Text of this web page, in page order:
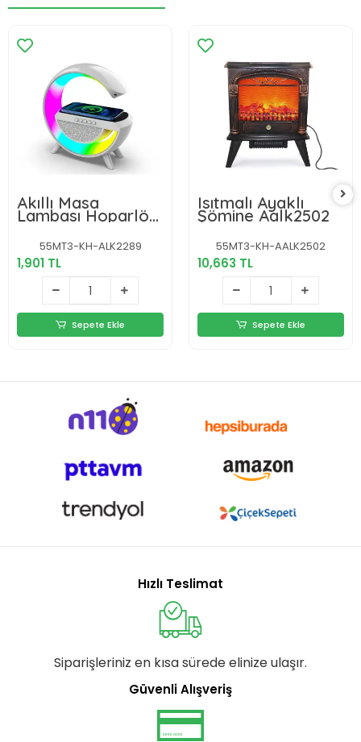
Akıllı Masa
Lambası Hoparlör
Led Işık &
Kablosuz Şarj
Alk2289
55MT3-KH-ALK2289
1,901 TL
Sepete Ekle
Isıtmalı Ayaklı
Şömine Aalk2502
55MT3-KH-AALK2502
10,663 TL
Sepete Ekle
Hızlı Teslimat
Siparişleriniz en kısa sürede elinize ulaşır.
Güvenli Alışveriş